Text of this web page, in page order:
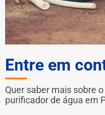
Entre em
Quer saber mais sobre
purificador de água em